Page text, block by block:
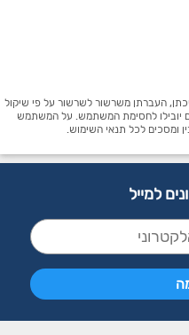
העברתן משרשור לשרשור על פי שיקול
יובילו לחסימת המשתמש. על המשתמש
ומסכים לכל תנאי השימוש.
למייל